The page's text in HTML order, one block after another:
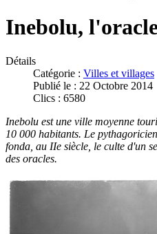
Inebolu,
Détails
Catégorie : Villes et villages
Publié le : 22 Octobre 2014
Clics : 6580
Inebolu est une ville moyenne
10 000 habitants. Le
fonda, au IIe siècle, le culte d'un
des oracles.